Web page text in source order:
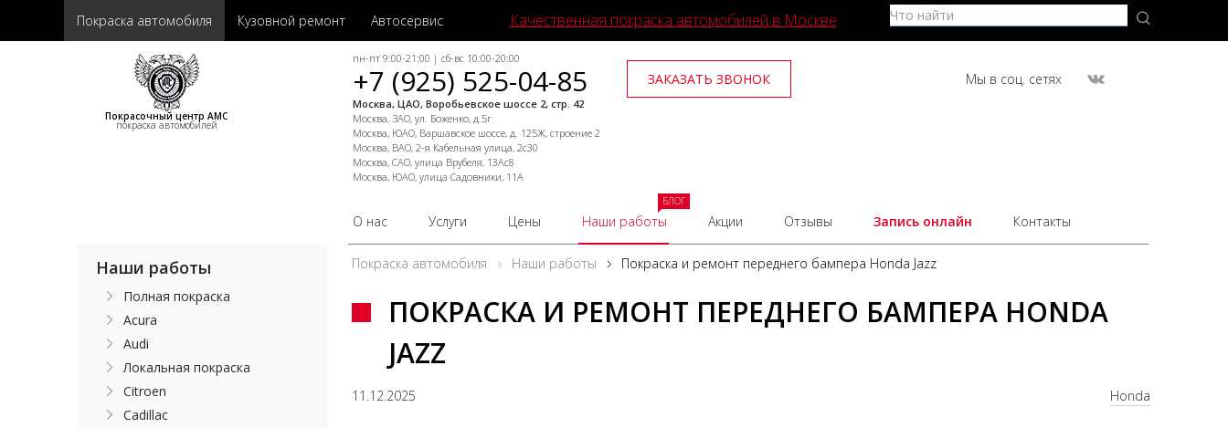
Покраска автомобиля Кузовной ремонт Автосервис Качественная покраска автомобилей в Москве
Покрасочный центр АМС
покраска автомобилей
пн-пт 9:00-21:00 | сб-вс 10:00-20:00
+7 (925) 525-04-85
Москва, ЦАО, Воробьевское шоссе 2, стр. 42
Москва, ЗАО, ул. Боженко, д.5г
Москва, ЮАО, Варшавское шоссе, д. 125Ж, строение 2
Москва, ВАО, 2-я Кабельная улица, 2с30
Москва, САО, улица Врубеля, 13Ас8
Москва, ЮАО, улица Садовники, 11А
ЗАКАЗАТЬ ЗВОНОК Мы в соц. сетях
О нас Услуги Цены Наши работы
БЛОГ
Акции Отзывы Запись онлайн Контакты
Покраска автомобиля Наши работы Покраска и ремонт переднего бампера Honda Jazz
ПОКРАСКА И РЕМОНТ ПЕРЕДНЕГО БАМПЕРА HONDA
JAZZ
11.12.2025 Honda
Наши работы
Полная покраска
Acura
Audi
Локальная покраска
Citroen
Cadillac